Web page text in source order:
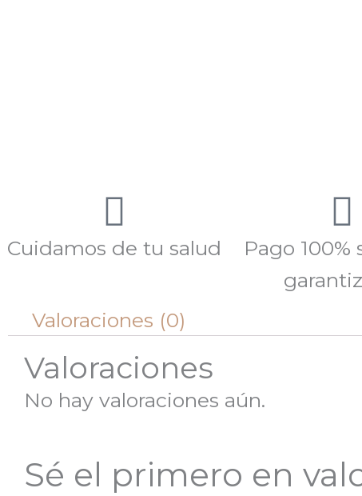
Cuidamos de tu salud
Pago 100%
Valoraciones (0)
Valoraciones
No hay valoraciones aún.
Sé el primero en